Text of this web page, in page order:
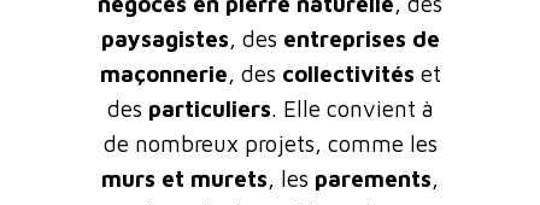
paysagistes, des entreprises de
maçonnerie, des collectivités et
des particuliers. Elle convient à
de nombreux projets, comme les
murs et murets, les parements,